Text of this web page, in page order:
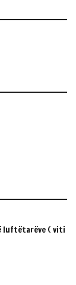
luftëtarëve ( viti